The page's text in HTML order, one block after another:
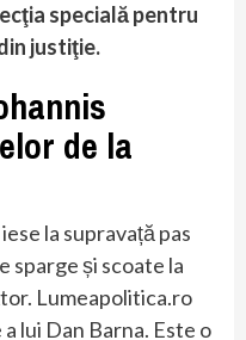
specială pentru
justiţie.
de la
la supravață pas
sparge și scoate la
Lumeapolitica.ro
lui Dan Barna. Este o